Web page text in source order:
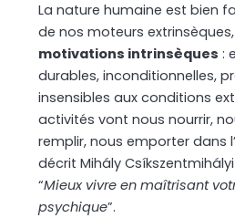
La nature humaine est bien
de nos moteurs
motivations intrinsèques :
durables, inconditionnelles,
insensibles aux conditions
activités vont nous nourrir,
remplir, nous emporter dans
décrit Mihály
“Mieux vivre en maîtrisant
psychique”.